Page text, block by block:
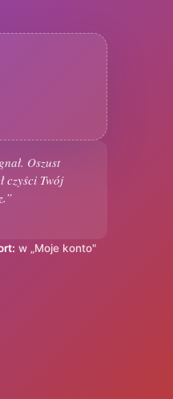
Oszust
czyści Twój
w „Moje konto"